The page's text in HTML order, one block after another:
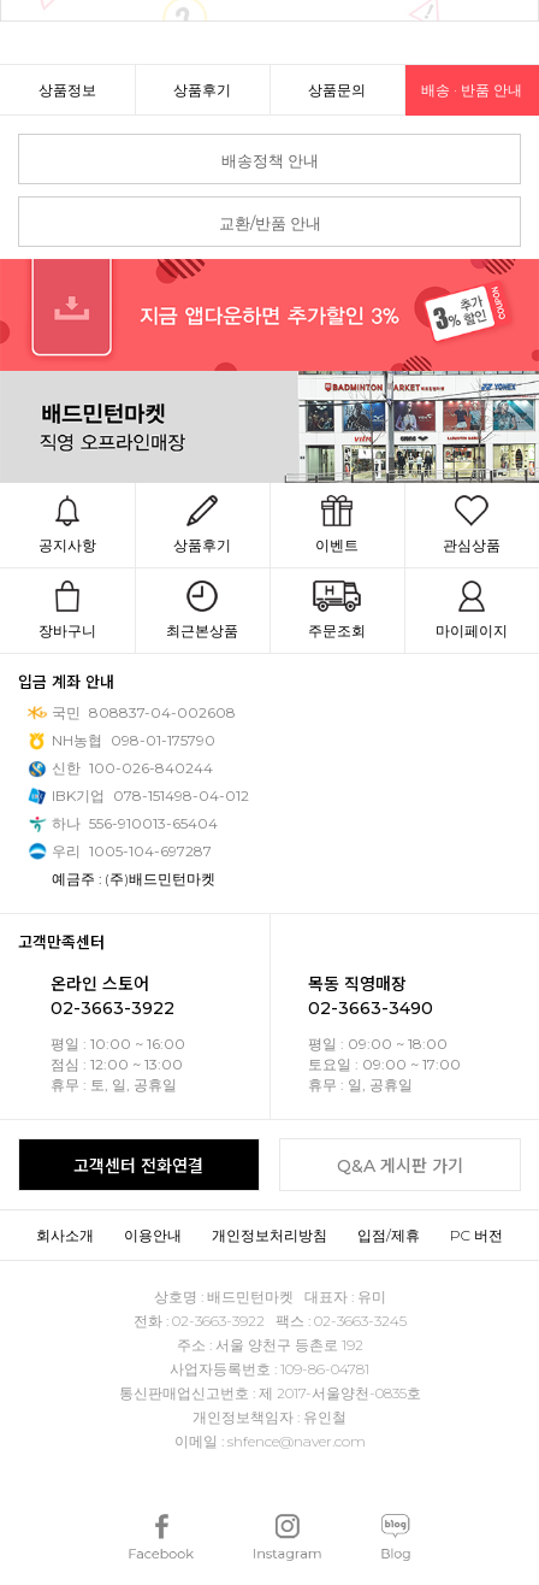
상품정보 상품후기 상품문의 배송 · 반품 안내
배송정책 안내
교환/반품 안내
공지사항 상품후기 이벤트 관심상품
장바구니 최근본상품 주문조회 마이페이지
입금 계좌 안내
국민 808837-04-002608
NH농협
098-01-175790
신한 100-026-840244
IBK기업
078-151498-04-012
하나 556-910013-65404
우리 1005-104-697287
예금주 : (주)배드민턴마켓
고객만족센터
온라인 스토어
02-3663-3922
평일 : 10:00 ~ 16:00
점심 : 12:00 ~ 13:00
휴무 : 토, 일, 공휴일
목동 직영매장
02-3663-3490
평일 : 09:00 ~ 18:00
토요일 : 09:00 ~ 17:00
휴무 : 일, 공휴일
고객센터 전화연결 Q&A 게시판 가기
회사소개 이용안내 개인정보처리방침 입점/제휴 PC 버전
상호명 : 배드민턴마켓 대표자 : 유미
전화 : 02-3663-3922 팩스 : 02-3663-3245
주소 : 서울 양천구 등촌로 192
사업자등록번호 : 109-86-04781
통신판매업신고번호 : 제 2017-서울양천-0835호
개인정보책임자 : 유인철
이메일 : shfence@naver.com